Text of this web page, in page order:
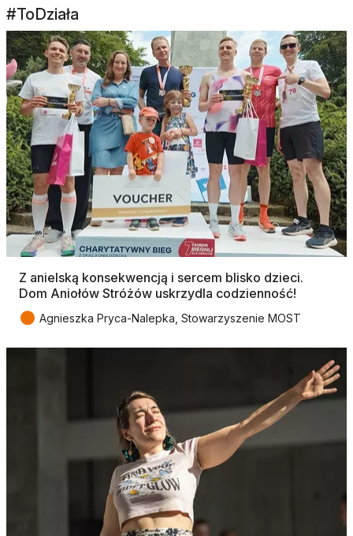
#ToDziała
Z anielską konsekwencją i sercem blisko dzieci.
Dom Aniołów Stróżów uskrzydla codzienność!
● Agnieszka Pryca-Nalepka, Stowarzyszenie MOST